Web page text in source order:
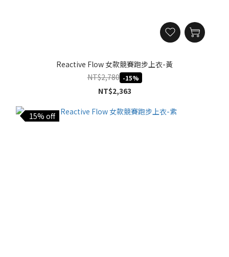
Reactive Flow 女款競賽跑步上衣-黃
NT$2,780 -15%
NT$2,363
15% off